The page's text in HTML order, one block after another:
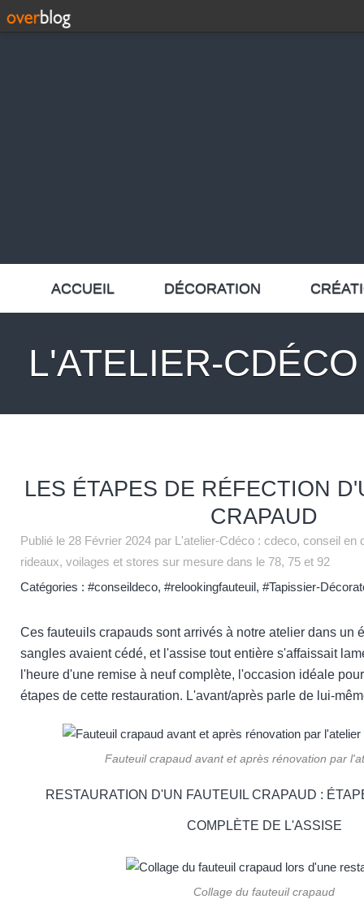
ACCUEIL DÉCORATION
L'ATELIER-CDÉCO
LES ÉTAPES DE RÉFECTION
CRAPAUD
Publié le 28 Février 2024 par L'atelier-Cdéco : cdeco, conseil en
rideaux, voilages et stores sur mesure dans le 78, 75 et 92
Catégories : #conseildeco, #relookingfauteuil, #Tapissier-
Ces fauteuils crapauds sont arrivés à notre atelier dans un
sangles avaient cédé, et l'assise tout entière s'affaissait
l'heure d'une remise à neuf complète, l'occasion idéale
étapes de cette restauration. L'avant/après parle de lui-
Fauteuil crapaud avant et après rénovation par
RESTAURATION D'UN FAUTEUIL CRAPAUD :
COMPLÈTE DE L'ASSISE
Collage du fauteuil crapaud